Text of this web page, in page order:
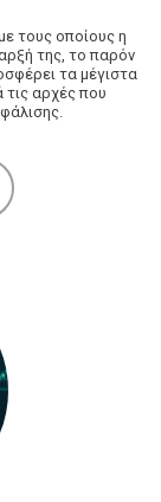
τους οποίους η
της, το παρόν
τα μέγιστα
τις αρχές που